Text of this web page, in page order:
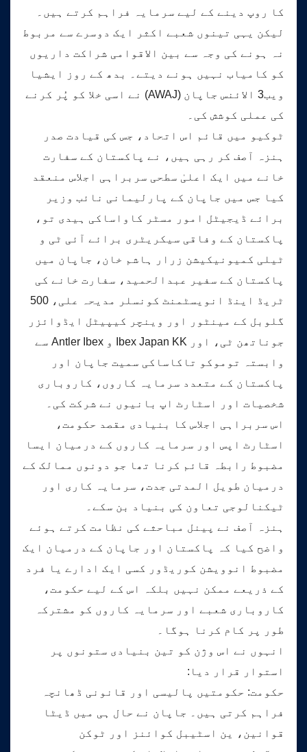
کا روپ دینے کے لیے سرمایہ فراہم کرتے ہیں۔
لیکن یہی تینوں شعبے اکثر ایک دوسرے سے مربوط
نہ ہونے کی وجہ سے بین الاقوامی شراکت داریوں
کو کامیاب نہیں ہونے دیتے۔ بدھ کے روز ایشیا
ویب3 الائنس جاپان (AWAJ) نے اسی خلا کو پُر کرنے
کی عملی کوشش کی۔
ٹوکیو میں قائم اس اتحاد، جس کی قیادت صدر
ہنزہ آصف کر رہی ہیں، نے پاکستان کے سفارت
خانے میں ایک اعلیٰ سطحی سربراہی اجلاس منعقد
کیا جس میں جاپان کے پارلیمانی نائب وزیر
برائے ڈیجیٹل امور مسٹر کاواساکی ہیدی تو،
پاکستان کے وفاقی سیکریٹری برائے آئی ٹی و
ٹیلی کمیونیکیشن زرار ہاشم خان، جاپان میں
پاکستان کے سفیر عبدالحمید، سفارت خانے کی
ٹریڈ اینڈ انویسٹمنٹ کونسلر مدیحہ علی، 500
گلوبل کے مینٹور اور وینچر کیپیٹل ایڈوائزر
جوناتھن ٹی، اور Ibex Japan KK و Antler Ibex سے
وابستہ توموکو تاکاساکی سمیت جاپان اور
پاکستان کے متعدد سرمایہ کاروں، کاروباری
شخصیات اور اسٹارٹ اپ بانیوں نے شرکت کی۔
اس سربراہی اجلاس کا بنیادی مقصد حکومت،
اسٹارٹ اپس اور سرمایہ کاروں کے درمیان ایسا
مضبوط رابطہ قائم کرنا تھا جو دونوں ممالک کے
درمیان طویل المدتی جدت، سرمایہ کاری اور
ٹیکنالوجی تعاون کی بنیاد بن سکے۔
ہنزہ آصف نے پینل مباحثے کی نظامت کرتے ہوئے
واضح کیا کہ پاکستان اور جاپان کے درمیان ایک
مضبوط انوویشن کوریڈور کسی ایک ادارے یا فرد
کے ذریعے ممکن نہیں بلکہ اس کے لیے حکومت،
کاروباری شعبے اور سرمایہ کاروں کو مشترکہ
طور پر کام کرنا ہوگا۔
انہوں نے اس وژن کو تین بنیادی ستونوں پر
استوار قرار دیا:
حکومت: حکومتیں پالیسی اور قانونی ڈھانچہ
فراہم کرتی ہیں۔ جاپان نے حال ہی میں ڈیٹا
قوانین، ین اسٹیبل کوائنز اور ٹوکن